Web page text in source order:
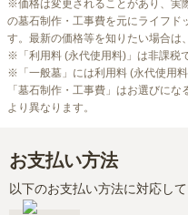
※価格は変更されることがあり、実
の墓石制作・工事費を元にライフド
す。最新の価格等を知りたい場合は
※「利用料 (永代使用料)」は非課税で
※「一般墓」には利用料 (永代使用
「墓石制作・工事費」はお選びに
より異なります。
お支払い方法
以下のお支払い方法に対応して